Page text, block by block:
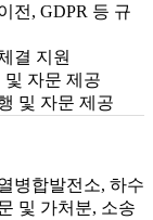
전, GDPR 등 규
결 지원
및 자문 제공
및 자문 제공
병합발전소, 하수
및 가처분, 소송